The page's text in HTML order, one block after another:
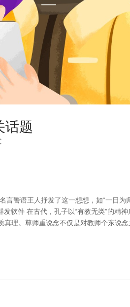
话题
警语王人抒发了这一想想，如“一日为
软件 在古代，孔子以“有教无类”的精
理。尊师重说念不仅是对教师个东说